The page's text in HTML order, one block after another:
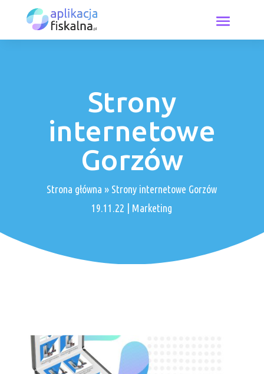
Strony
internetowe
Gorzów
Strona główna » Strony internetowe Gorzów
19.11.22
Marketing